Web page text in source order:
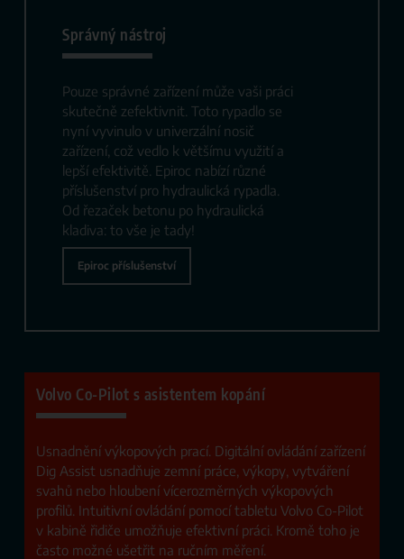
Správný nástroj
Pouze správné zařízení může vaši práci
skutečně zefektivnit. Toto rypadlo se
nyní vyvinulo v univerzální nosič
zařízení, což vedlo k většímu využití a
lepší efektivitě. Epiroc nabízí různé
příslušenství pro hydraulická rypadla.
Od řezaček betonu po hydraulická
kladiva: to vše je tady!
Epiroc příslušenství
Volvo Co-Pilot s asistentem kopání
Usnadnění výkopových prací. Digitální ovládání zařízení
Dig Assist usnadňuje zemní práce, výkopy, vytváření
svahů nebo hloubení vícerozměrných výkopových
profilů. Intuitivní ovládání pomocí tabletu Volvo Co-Pilot
v kabině řidiče umožňuje efektivní práci. Kromě toho je
často možné ušetřit na ručním měření.